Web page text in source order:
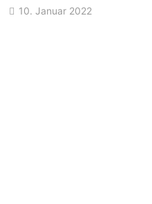
10. Januar 2022